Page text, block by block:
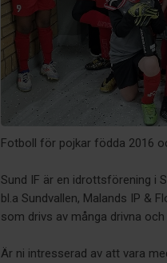
Fotboll för pojkar födda 2016
Sund IF är en idrottsförening i
bl.a Sundvallen, Malands IP &
som drivs av många drivna
Är ni intresserad av att vara